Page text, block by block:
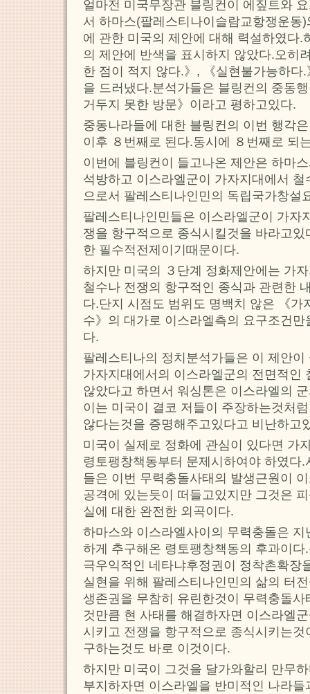
얼마전 미국무장관 블링컨이 에짚트와
서 하마스(팔레스티나이슬람교항쟁운동
에 관한 미국의 제안에 대해 력설하였다.
의 제안에 반색을 표시하지 않았다.오히
한 점이 적지 않다.》, 《실현불가능하다
을 드러냈다.분석가들은 블링컨의 중동
거두지 못한 방문》이라고 평하고있다.
중동나라들에 대한 블링컨의 이번 행각
이후 ８번째로 된다.동시에 ８번째로 되
이번에 블링컨이 들고나온 제안은 하마
석방하고 이스라엘군이 가자지대에서
으로서 팔레스티나인민의 독립국가창설
팔레스티나인민들은 이스라엘군이 가자
쟁을 항구적으로 종식시킬것을 바라고
한 필수적전제이기때문이다.
하지만 미국의 ３단계 정화제안에는 가
철수나 전쟁의 항구적인 종식과 관련한
다.단지 시점도 범위도 명백치 않은 《가
수》의 대가로 이스라엘측의 요구조건
다.
팔레스티나의 정치분석가들은 이 제안
가자지대에서의 이스라엘군의 전면적인
않았다고 하면서 워싱톤은 이스라엘의
이는 미국이 결코 저들이 주장하는것처
않다는것을 증명해주고있다고 비난하고
미국이 실제로 정화에 관심이 있다면 가
령토팽창책동부터 문제시하여야 하였다
들은 이번 무력충돌사태의 발생근원이
공격에 있는듯이 떠들고있지만 그것은
실에 대한 완전한 외곡이다.
하마스와 이스라엘사이의 무력충돌은
하게 추구해온 령토팽창책동의 후과이
극우익적인 네타냐후정권이 정착촌확장
실현을 위해 팔레스티나인민의 삶의 터
생존권을 무참히 유린한것이 무력충돌
것만큼 현 사태를 해결하자면 이스라엘
시키고 전쟁을 항구적으로 종식시키는
구하는것도 바로 이것이다.
하지만 미국이 그것을 달가와할리 만무
부지하자면 이스라엘을 반미적인 나라